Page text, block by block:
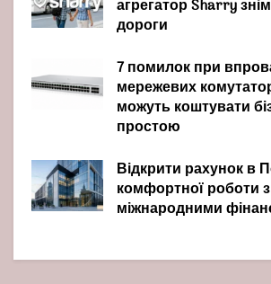
агрегатор Sharry
дороги
7 помилок при
мережевих
можуть коштувати
простою
Відкрити рахунок в
комфортної роботи з
міжнародними